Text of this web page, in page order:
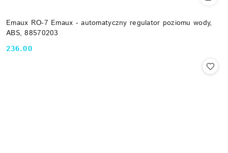
Emaux RO-7 Emaux - automatyczny regulator poziomu wody,
ABS, 88570203
Cena:
236.00